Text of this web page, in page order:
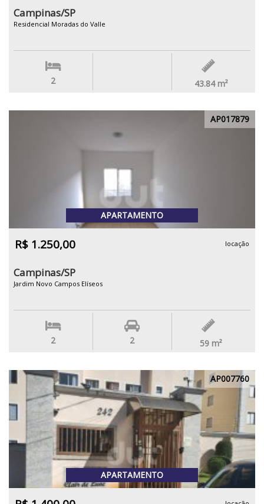
Campinas/SP
Residencial Moradas do Valle
2 43.84 m²
AP017879
APARTAMENTO
R$ 1.250,00 locação
Campinas/SP
Jardim Novo Campos Elíseos
2 2 59 m²
AP007760
APARTAMENTO